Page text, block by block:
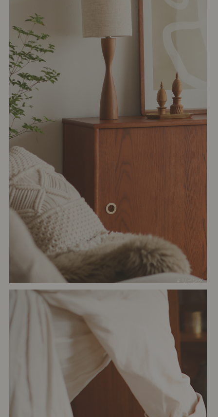
# リビング